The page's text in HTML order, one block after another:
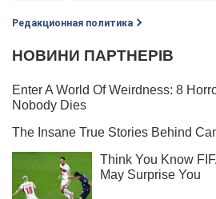
Редакционная политика